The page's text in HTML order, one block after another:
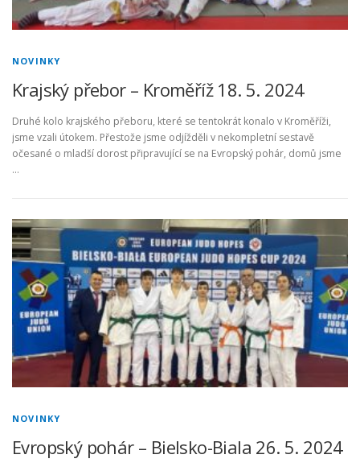
NOVINKY
Krajský přebor – Kroměříž 18. 5. 2024
Druhé kolo krajského přeboru, které se tentokrát konalo v Kroměříži,
jsme vzali útokem. Přestože jsme odjížděli v nekompletní sestavě
očesané o mladší dorost připravující se na Evropský pohár, domů jsme
…
NOVINKY
Evropský pohár – Bielsko-Biala 26. 5. 2024